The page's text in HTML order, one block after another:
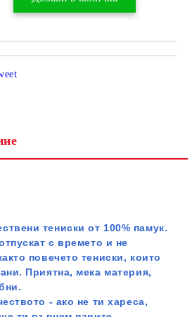
тениски от 100% памук.
с времето и не
повечето тениски, които
Приятна, мека материя,
- ако не ти хареса,